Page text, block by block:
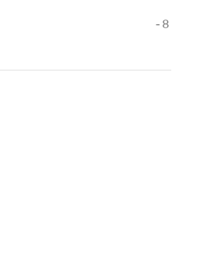
-8-